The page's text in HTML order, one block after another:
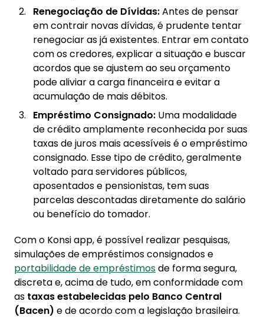
Renegociação de Dívidas:Antes de pensar
em contrair novas dívidas, é prudente tentar
renegociar as já existentes. Entrar em contato
com os credores, explicar a situação e buscar
acordos que se ajustem ao seu orçamento
pode aliviar a carga financeira e evitar a
acumulação de mais débitos.
Empréstimo Consignado: Uma modalidade
de crédito amplamente reconhecida por suas
taxas de juros mais acessíveis é o empréstimo
consignado. Esse tipo de crédito, geralmente
voltado para servidores públicos,
aposentados e pensionistas, tem suas
parcelas descontadas diretamente do salário
ou benefício do tomador.
Com o Konsi app, é possível realizar pesquisas,
simulações de empréstimos consignados e
portabilidade de empréstimosde forma segura,
discreta e, acima de tudo, em conformidade com
as taxas estabelecidas pelo Banco Central
(Bacen) e de acordo com a legislação brasileira.